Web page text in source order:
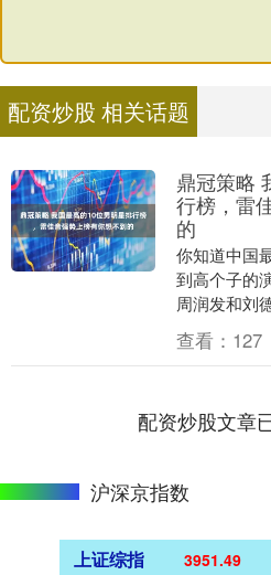
配资炒股 相关话题
鼎冠策略
行榜，雷
的
你知道中国
到高个子的
周润发和刘
得非常高大
突出。有些
查看： 127
配资炒股文章
沪深京指数
上证综指 3951.20